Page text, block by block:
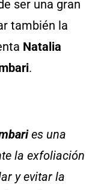
ser una gran
también la
Natalia
.
es una
la exfoliación
y evitar la